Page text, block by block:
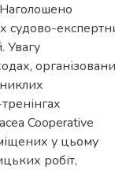
Наголошено
судово-
Увагу
Cooperative
у цьому
робіт,